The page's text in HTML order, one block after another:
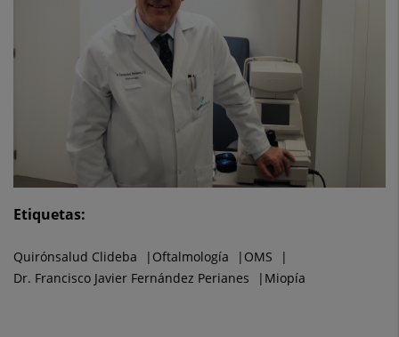
Etiquetas:
Quirónsalud Clideba Oftalmología
OMS
Dr. Francisco Javier Fernández Perianes
Miopía